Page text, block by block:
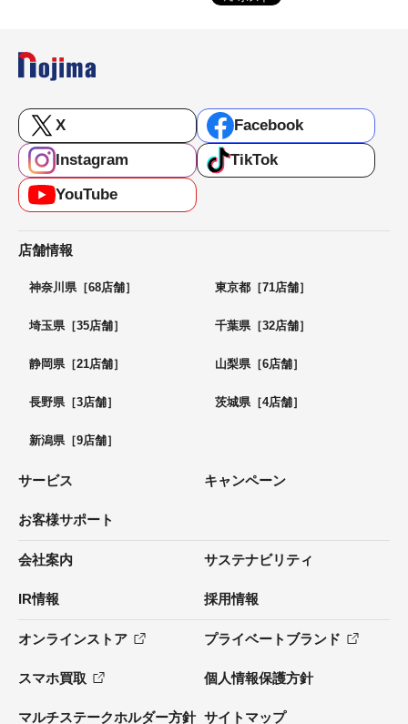
X
Facebook
Instagram
TikTok
YouTube
店舗情報
神奈川県［68店舗］ 東京都［71店舗］
埼玉県［35店舗］ 千葉県［32店舗］
静岡県［21店舗］ 山梨県［6店舗］
長野県［3店舗］ 茨城県［4店舗］
新潟県［9店舗］
サービス キャンペーン
お客様サポート
会社案内 サステナビリティ
IR情報 採用情報
オンラインストア プライベートブランド
スマホ買取 個人情報保護方針
マルチステークホルダー方針 サイトマップ